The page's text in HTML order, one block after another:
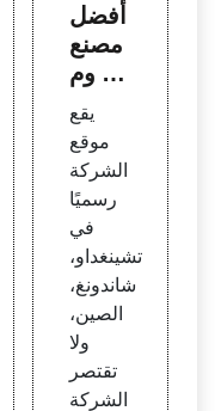
أفضل
مصنع
ي وم
ومصد
ري الب
ولي إل
كترول
يت
يقع
موقع
الشركة
رسميًا
في
تشينغداو،
شاندونغ،
الصين،
ولا
تقتصر
الشركة